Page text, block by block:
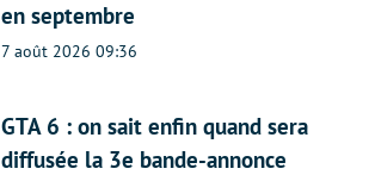
en septembre
7 août 2026 09:36
GTA 6 : on sait enfin quand sera
diffusée la 3e bande-annonce